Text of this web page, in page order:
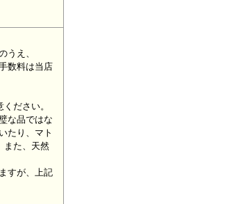
うえ、
数料は当店
ださい。
な品ではな
たり、マト
また、天然
すが、上記